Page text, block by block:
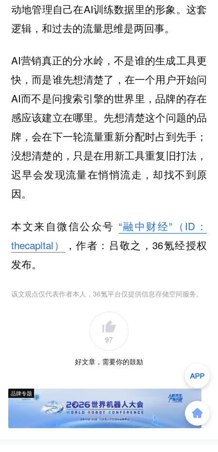
动地管理自己在AI训练数据里的形象。这套
逻辑，和过去的流量思维是两回事。
AI营销真正的分水岭，不是谁的生成工具更
快，而是谁先想清楚了，在一个用户开始问
AI而不是问搜索引擎的世界里，品牌的存在
感应该建立在哪里。先想清楚这个问题的品
牌，会在下一轮流量重新分配时占到先手；
没想清楚的，只是在用新工具重复旧打法，
迟早会发现流量在悄悄流走，却找不到原
因。
本文来自微信公众号 “融中财经”（ID：
thecapital）
，作者：吕敬之，36氪经授权
发布。
该文观点仅代表作者本人，36氪平台仅提供信息存储空间服务。
97
好文章，需要你的鼓励
品牌专题